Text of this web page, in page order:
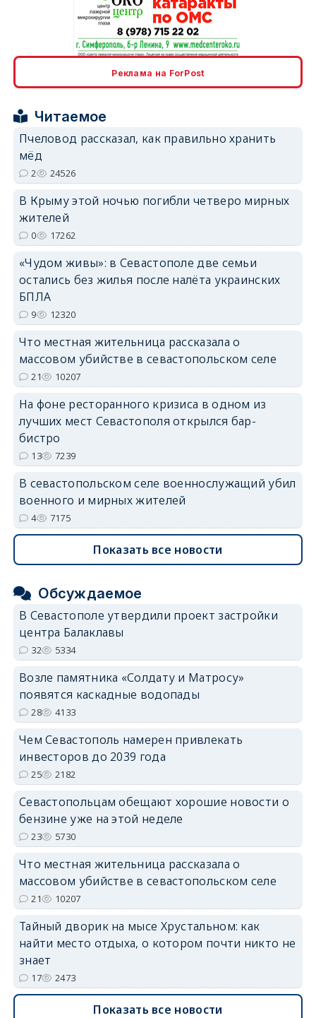
erid: 2SDnjcrDNw6
erid: 2SDnjdvhGXG
Реклама на ForPost
Читаемое
Пчеловод рассказал, как правильно хранить
мёд
2 24526
В Крыму этой ночью погибли четверо мирных
жителей
0 17262
«Чудом живы»: в Севастополе две семьи
остались без жилья после налёта украинских
БПЛА
9 12320
Что местная жительница рассказала о
массовом убийстве в севастопольском селе
21 10207
На фоне ресторанного кризиса в одном из
лучших мест Севастополя открылся бар-
бистро
13 7239
В севастопольском селе военнослужащий убил
военного и мирных жителей
4 7175
Показать все новости
Обсуждаемое
В Севастополе утвердили проект застройки
центра Балаклавы
32 5334
Возле памятника «Солдату и Матросу»
появятся каскадные водопады
28 4133
Чем Севастополь намерен привлекать
инвесторов до 2039 года
25 2182
Севастопольцам обещают хорошие новости о
бензине уже на этой неделе
23 5730
Что местная жительница рассказала о
массовом убийстве в севастопольском селе
21 10207
Тайный дворик на мысе Хрустальном: как
найти место отдыха, о котором почти никто не
знает
17 2473
Показать все новости